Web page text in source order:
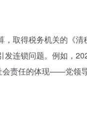
取得税务机关的《
连锁问题。例如，
会责任的体现——党领